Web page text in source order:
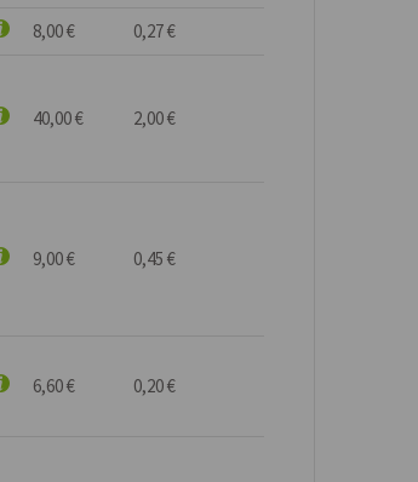
8,00 € 0,27 €
40,00 € 2,00 €
9,00 € 0,45 €
6,60 € 0,20 €